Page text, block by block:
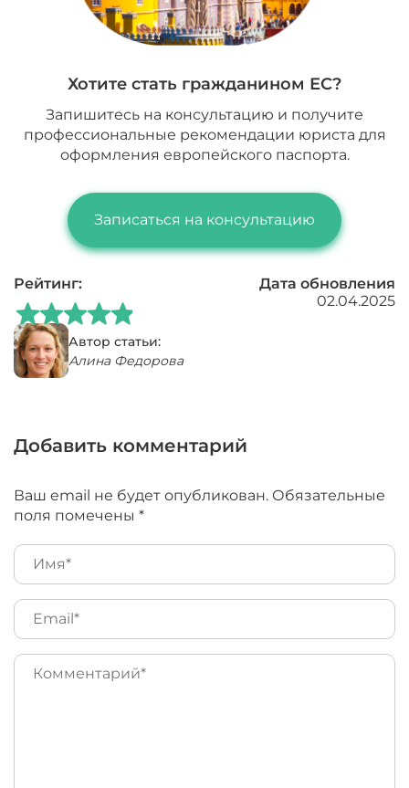
Хотите стать гражданином ЕС?
Запишитесь на консультацию и получите
профессиональные рекомендации юриста для
оформления европейского паспорта.
Записаться на консультацию
Рейтинг:
Автор статьи:
Алина Федорова
Дата обновления
02.04.2025
Добавить комментарий
Ваш email не будет опубликован. Обязательные
поля помечены *